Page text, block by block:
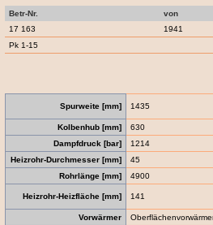
Betr-Nr.
von
17 163
1941
Pk 1-15
Spurweite [mm] 1435
Kolbenhub [mm]
630
Dampfdruck [bar]
1214
Heizrohr-Durchmesser [mm]
45
Rohrlänge [mm]
4900
Heizrohr-Heizfläche [mm] 141
Vorwärmer